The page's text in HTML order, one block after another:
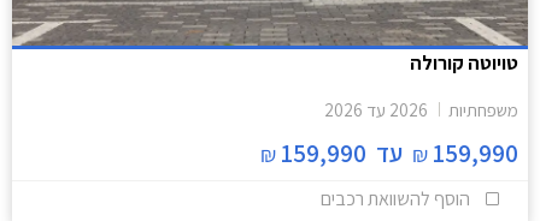
טויוטה קורולה
משפחתיות 2026 עד 2026
159,990
₪ עד 159,990
₪
הוסף להשוואת רכבים